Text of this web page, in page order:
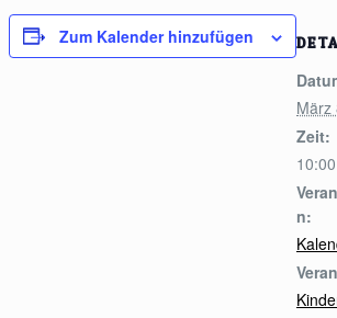
Zum Kalender hinzufügen
März
Zeit:
10:00
n: